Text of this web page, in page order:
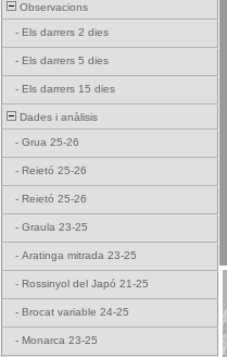
Observacions
- Els darrers 2 dies
- Els darrers 5 dies
- Els darrers 15 dies
Dades i anàlisis
- Grua 25-26
- Reietó 25-26
- Reietó 25-26
- Graula 23-25
- Aratinga mitrada 23-25
- Rossinyol del Japó 21-25
- Brocat variable 24-25
- Monarca 23-25